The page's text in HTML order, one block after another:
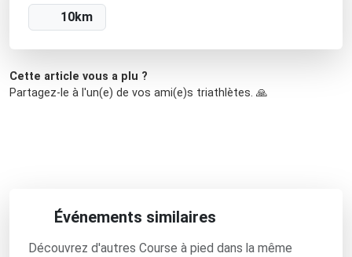
10km
Cette article vous a plu ?
Partagez-le à l'un(e) de vos ami(e)s triathlètes. 🙏
Événements similaires
Découvrez d'autres Course à pied dans la même